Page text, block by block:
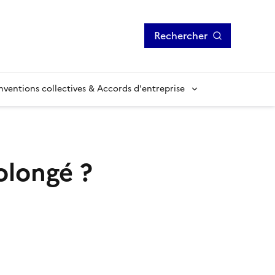
Rechercher
collectives & Accords d'entreprise
?